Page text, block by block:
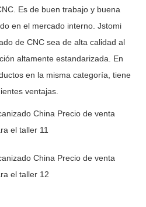
Es de buen trabajo y buena
en el mercado interno. Jstomi
de CNC sea de alta calidad al
altamente estandarizada. En
en la misma categoría, tiene
ventajas.